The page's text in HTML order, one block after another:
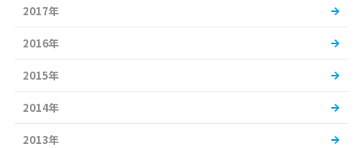
2017年
2016年
2015年
2014年
2013年